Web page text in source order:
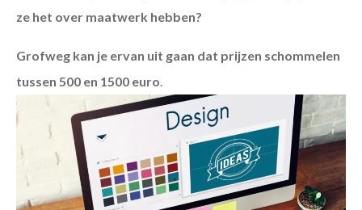
ze het over maatwerk hebben?
Grofweg kan je ervan uit gaan dat prijzen schommelen
tussen 500 en 1500 euro.